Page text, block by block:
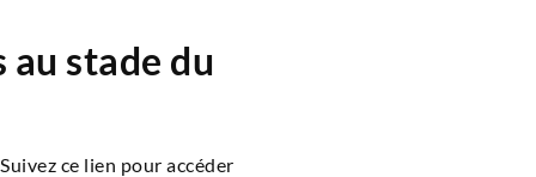
stade du
ce lien pour accé­der